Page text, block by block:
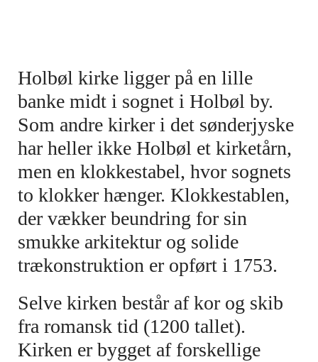
Holbøl kirke ligger på en lille
banke midt i sognet i Holbøl by.
Som andre kirker i det sønderjyske
har heller ikke Holbøl et kirketårn,
men en klokkestabel, hvor sognets
to klokker hænger. Klokkestablen,
der vækker beundring for sin
smukke arkitektur og solide
trækonstruktion er opført i 1753.
Selve kirken består af kor og skib
fra romansk tid (1200 tallet).
Kirken er bygget af forskellige